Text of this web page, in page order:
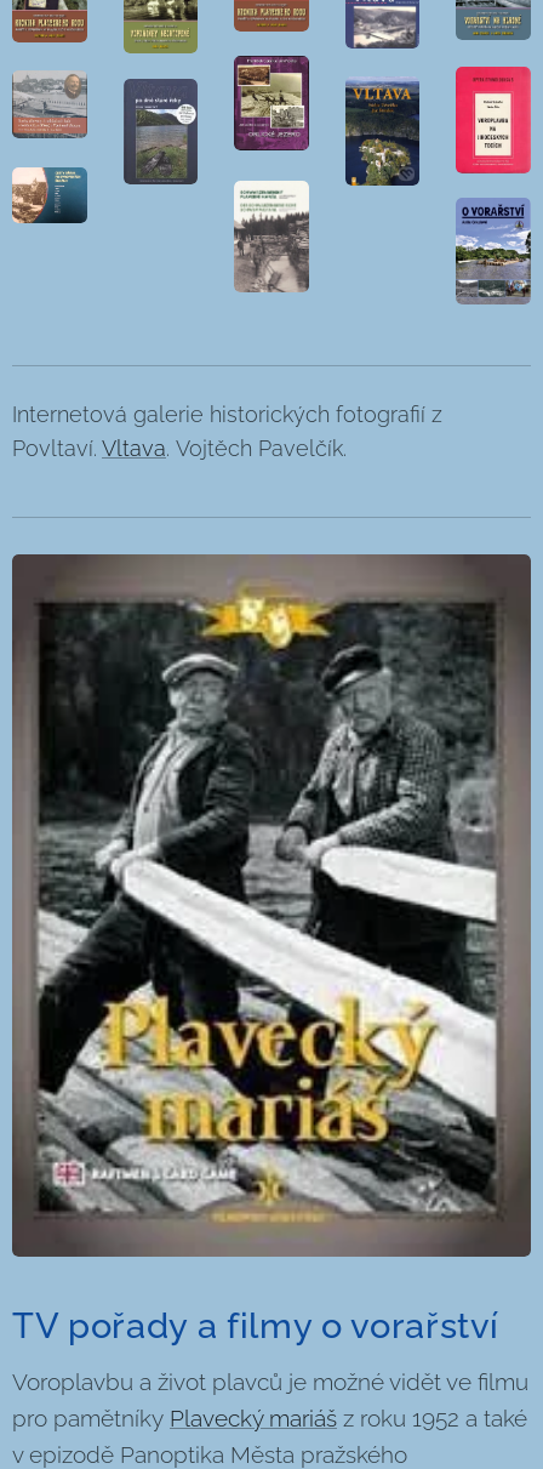
Internetová galerie historických fotografií z
Povltaví. Vltava. Vojtěch Pavelčík.
TV pořady a filmy o vorařství
Voroplavbu a život plavců je možné vidět ve filmu
pro pamětníky Plavecký mariáš z roku 1952 a také
v epizodě Panoptika Města pražského